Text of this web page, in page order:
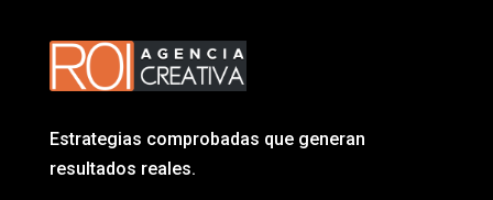
Estrategias comprobadas que generan
resultados reales.